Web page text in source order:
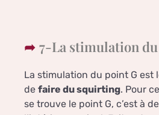
7-La stimulation
La stimulation du point G est
de faire du squirting. Pour
se trouve le point G, c’est à